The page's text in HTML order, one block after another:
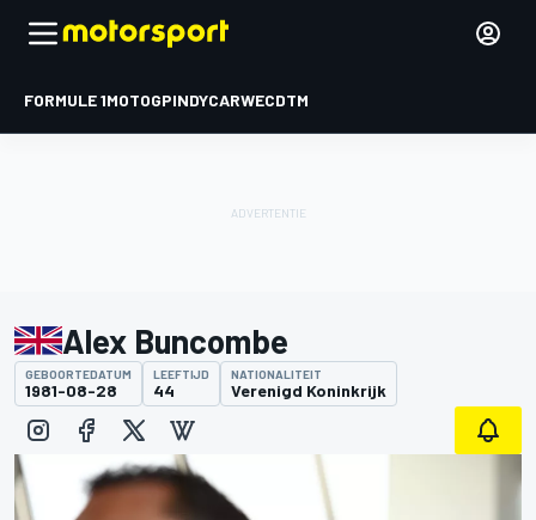
FORMULE 1MOTOGPINDYCARWECDTM
Alex Buncombe
GEBOORTEDATUM
1981-08-28
LEEFTIJD
44
NATIONALITEIT
Verenigd Koninkrijk